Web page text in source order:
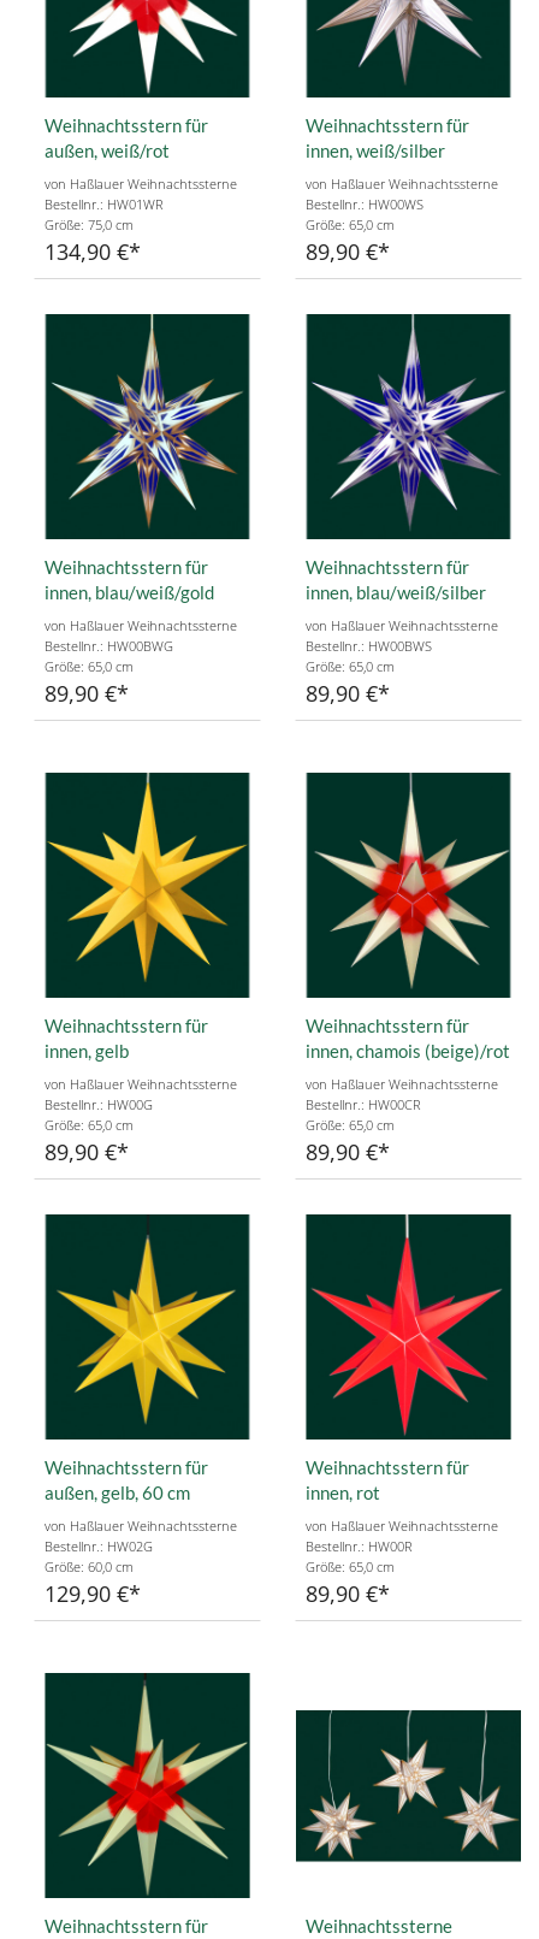
Weihnachtsstern für
außen, weiß/rot
von Haßlauer Weihnachtssterne
Bestellnr.: HW01WR
Größe: 75,0 cm
134,90 €
Weihnachtsstern für
innen, weiß/silber
von Haßlauer Weihnachtssterne
Bestellnr.: HW00WS
Größe: 65,0 cm
89,90 €
Weihnachtsstern für
innen, blau/weiß/gold
von Haßlauer Weihnachtssterne
Bestellnr.: HW00BWG
Größe: 65,0 cm
89,90 €
Weihnachtsstern für
innen, blau/weiß/silber
von Haßlauer Weihnachtssterne
Bestellnr.: HW00BWS
Größe: 65,0 cm
89,90 €
Weihnachtsstern für
innen, gelb
von Haßlauer Weihnachtssterne
Bestellnr.: HW00G
Größe: 65,0 cm
89,90 €
Weihnachtsstern für
innen, chamois (beige)/rot
von Haßlauer Weihnachtssterne
Bestellnr.: HW00CR
Größe: 65,0 cm
89,90 €
Weihnachtsstern für
außen, gelb, 60 cm
von Haßlauer Weihnachtssterne
Bestellnr.: HW02G
Größe: 60,0 cm
129,90 €
Weihnachtsstern für
innen, rot
von Haßlauer Weihnachtssterne
Bestellnr.: HW00R
Größe: 65,0 cm
89,90 €
Weihnachtsstern für
Weihnachtssterne